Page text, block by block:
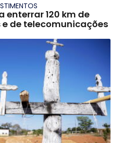
enterrar 120 km de
de telecomunicações